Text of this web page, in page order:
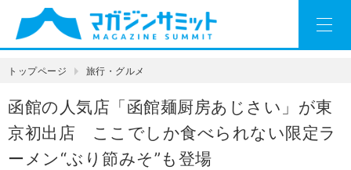
トップページ 旅行・グルメ
函館の人気店「函館麺厨房あじさい」が東
京初出店 ここでしか食べられない限定ラ
ーメン“ぶり節みそ”も登場